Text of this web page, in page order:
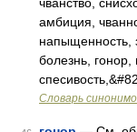
амбиция,
напыщенность,
болезнь, гонор,
Словарь